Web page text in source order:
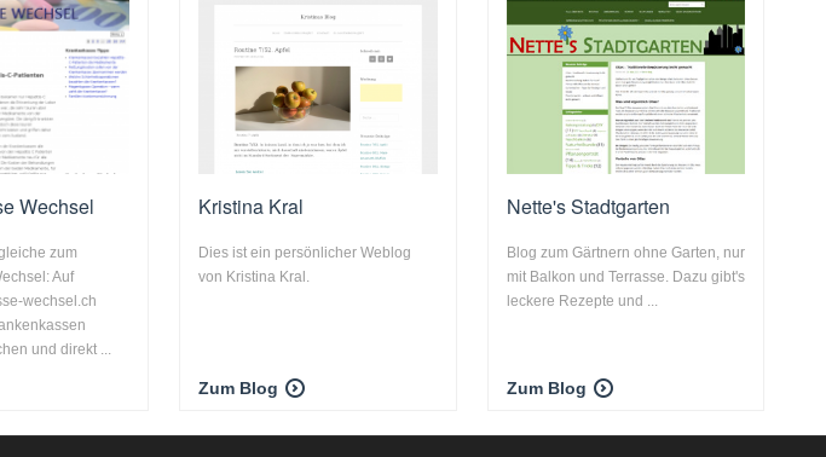
Wechsel
zum
Auf
wechsel.ch
und direkt ...
Kristina Kral
Dies ist ein persönlicher Weblog
von Kristina Kral.
Zum Blog
Nette's Stadtgarten
Blog zum Gärtnern ohne Garten, nur
mit Balkon und Terrasse. Dazu gibt's
leckere Rezepte und ...
Zum Blog